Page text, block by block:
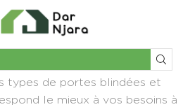
types de portes blindées et
le mieux à vos besoins à